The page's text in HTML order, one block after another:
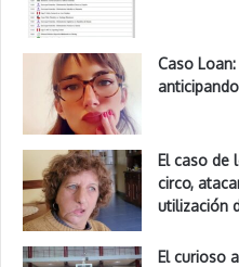
Caso
El caso de
circo,
utilización
El curioso